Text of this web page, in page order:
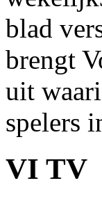
blad
brengt
uit
spelers
VI TV